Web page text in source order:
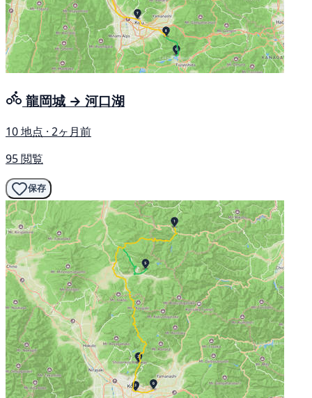
龍岡城 → 河口湖
10 地点 · 2ヶ月前
95 閲覧
保存